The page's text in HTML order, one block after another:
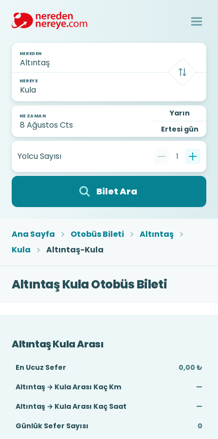
NEREDEN
NEREYE
NE ZAMAN
Yarın
Ertesi gün
Yolcu Sayısı 1
Bilet Ara
Ana Sayfa Otobüs Bileti
Altıntaş
Kula
Altıntaş-Kula
Altıntaş Kula Otobüs Bileti
Altıntaş Kula Arası
En Ucuz Sefer
0,00 ₺
Altıntaş → Kula Arası Kaç Km
—
Altıntaş → Kula Arası Kaç Saat
—
Günlük Sefer Sayısı
0